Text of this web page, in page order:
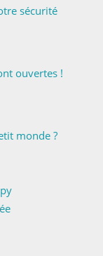
sécurité
ouvertes !
monde ?